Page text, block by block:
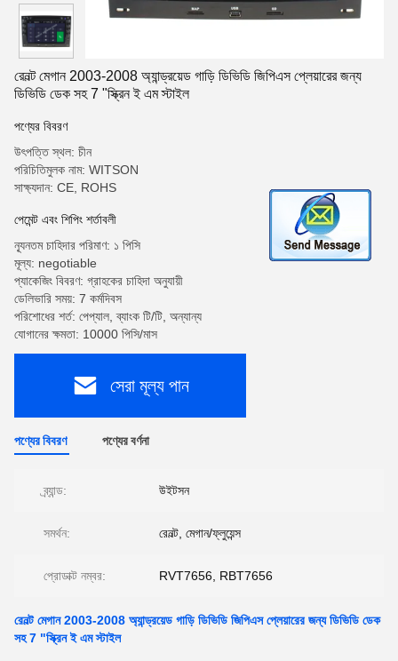
রেনল্ট মেগান 2003-2008 অ্যান্ড্রয়েড গাড়ি ডিভিডি জিপিএস প্লেয়ারের জন্য
ডিভিডি ডেক সহ 7 "স্ক্রিন ই এম স্টাইল
পণ্যের বিবরণ
উৎপত্তি স্থল: চীন
পরিচিতিমুলক নাম: WITSON
সাক্ষ্যদান: CE, ROHS
পেমেন্ট এবং শিপিং শর্তাবলী
ন্যূনতম চাহিদার পরিমাণ: ১ পিসি
মূল্য: negotiable
প্যাকেজিং বিবরণ: গ্রাহকের চাহিদা অনুযায়ী
ডেলিভারি সময়: 7 কর্মদিবস
পরিশোধের শর্ত: পেপ্যাল, ব্যাংক টি/টি, অন্যান্য
যোগানের ক্ষমতা: 10000 পিসি/মাস
সেরা মূল্য পান
পণ্যের বিবরণ পণ্যের বর্ণনা
ব্র্যান্ড: উইটসন
সমর্থন: রেনল্ট, মেগান/ফ্লুয়েন্স
প্রোডাক্ট নম্বর: RVT7656, RBT7656
রেনল্ট মেগান 2003-2008 অ্যান্ড্রয়েড গাড়ি ডিভিডি জিপিএস প্লেয়ারের জন্য ডিভিডি ডেক
সহ 7 "স্ক্রিন ই এম স্টাইল